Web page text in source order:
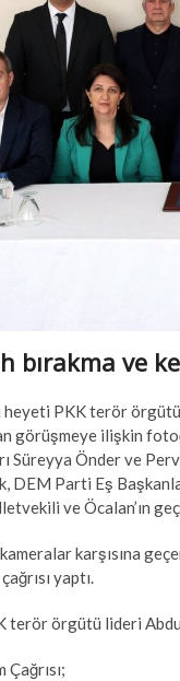
bırakma ve
heyeti PKK terör
görüşmeye ilişkin
Süreyya Önder ve
DEM Parti Eş
ve Öcalan’ın
karşısına
yaptı.
terör örgütü lideri